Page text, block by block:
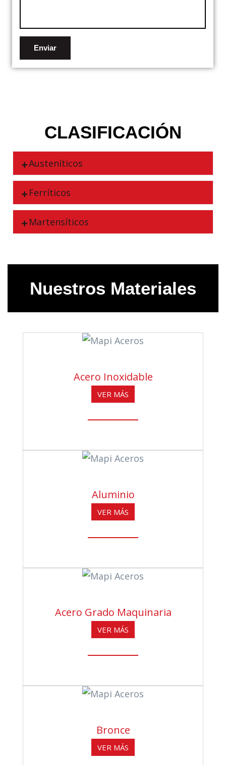
CLASIFICACIÓN
Austeníticos
Ferríticos
Martensíticos
Nuestros Materiales
Acero Inoxidable
VER MÁS
Aluminio
VER MÁS
Acero Grado Maquinaria
VER MÁS
Bronce
VER MÁS